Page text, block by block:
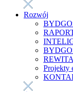
Rozwój
Projekty